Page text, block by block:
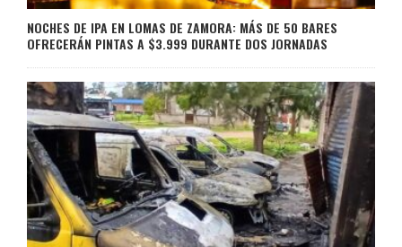
NOCHES DE IPA EN LOMAS DE ZAMORA: MÁS DE 50 BARES
OFRECERÁN PINTAS A $3.999 DURANTE DOS JORNADAS